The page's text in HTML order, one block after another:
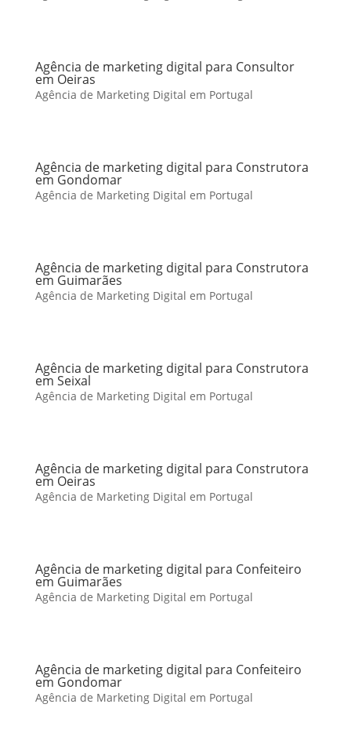
Agência de marketing digital para Consultor
em Oeiras
Agência de Marketing Digital em Portugal
Agência de marketing digital para Construtora
em Gondomar
Agência de Marketing Digital em Portugal
Agência de marketing digital para Construtora
em Guimarães
Agência de Marketing Digital em Portugal
Agência de marketing digital para Construtora
em Seixal
Agência de Marketing Digital em Portugal
Agência de marketing digital para Construtora
em Oeiras
Agência de Marketing Digital em Portugal
Agência de marketing digital para Confeiteiro
em Guimarães
Agência de Marketing Digital em Portugal
Agência de marketing digital para Confeiteiro
em Gondomar
Agência de Marketing Digital em Portugal